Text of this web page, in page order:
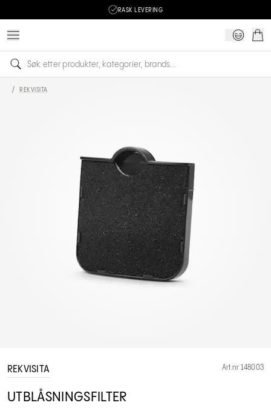
RASK LEVERING
/ REKVISITA
REKVISITA Art.nr 148003
UTBLÅSNINGSFILTER